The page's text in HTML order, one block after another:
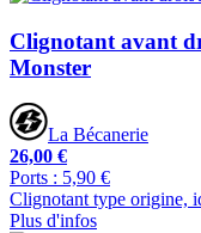
Clignotant avant
Monster
La Bécanerie
26,00 €
Ports : 5,90 €
Clignotant type origine,
Plus d'infos